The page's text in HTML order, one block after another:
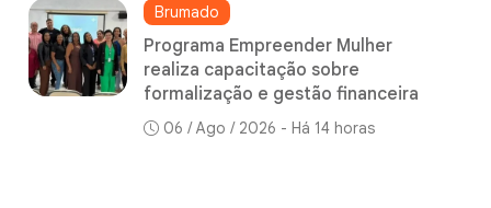
Brumado
Programa Empreender Mulher
realiza capacitação sobre
formalização e gestão financeira
06 / Ago / 2026 - Há 14 horas